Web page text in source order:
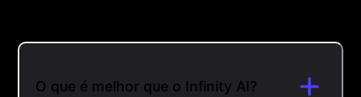
O que é melhor que o Infinity AI?